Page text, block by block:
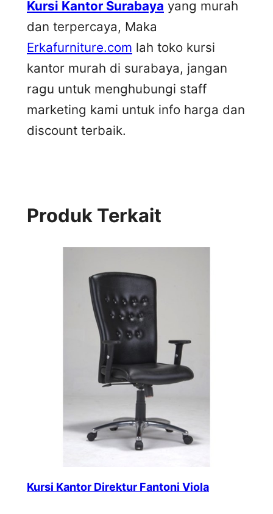
Kursi Kantor Surabaya yang murah
dan terpercaya, Maka
Erkafurniture.com lah toko kursi
kantor murah di surabaya, jangan
ragu untuk menghubungi staff
marketing kami untuk info harga dan
discount terbaik.
Produk Terkait
Kursi Kantor Direktur Fantoni Viola